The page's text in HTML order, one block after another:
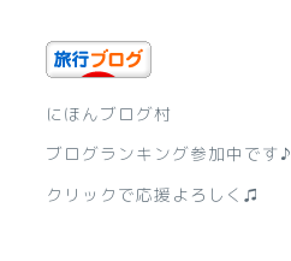
にほんブログ村
ブログランキング参加中です♪
クリックで応援よろしく♫